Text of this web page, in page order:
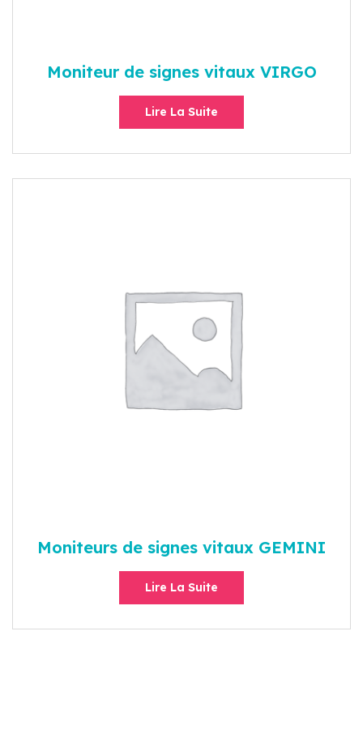
Moniteur de signes vitaux VIRGO
Lire La Suite
Moniteurs de signes vitaux GEMINI
Lire La Suite